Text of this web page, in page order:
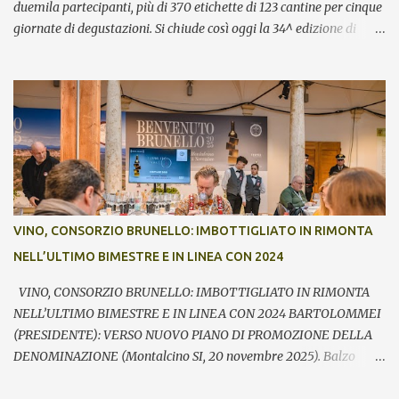
duemila partecipanti, più di 370 etichette di 123 cantine per cinque
giornate di degustazioni. Si chiude così oggi la 34^ edizione di
Brunello di Montalcino. In assaggio nei calici, il millesimo 2021, la
Riserva 2020, il Rosso di Montalcino 2024 oltre agli altri due vini
della denominazione, il Moscadello e il Sant’Antimo, in debutto sui
mercati a partire dal 1° gennaio 2026. “Il format ibrido dell’evento
che ha visto prima la partecipazione di critica e stampa
internazionale e poi l’apertura dei banchi di assaggio al pubblico
ha registrato anche quest’anno un grande successo sia in termini di
visitatori che tra le aziende – commenta Giacomo Bartolommei,
presidente del Consorzio del vino Brunello di Montalcino -. Le
presenze ...
VINO, CONSORZIO BRUNELLO: IMBOTTIGLIATO IN RIMONTA
NELL’ULTIMO BIMESTRE E IN LINEA CON 2024
VINO, CONSORZIO BRUNELLO: IMBOTTIGLIATO IN RIMONTA
NELL’ULTIMO BIMESTRE E IN LINEA CON 2024 BARTOLOMMEI
(PRESIDENTE): VERSO NUOVO PIANO DI PROMOZIONE DELLA
DENOMINAZIONE (Montalcino SI, 20 novembre 2025). Balzo